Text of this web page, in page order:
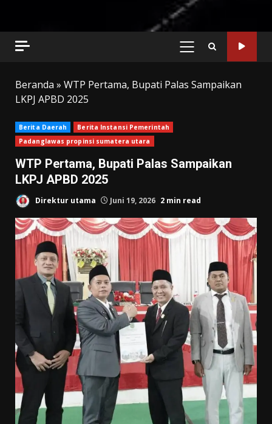
PRIMARY
Beranda » WTP Pertama, Bupati Palas Sampaikan
LKPJ APBD 2025
Berita Daerah
Berita Instansi Pemerintah
Padanglawas propinsi sumatera utara
WTP Pertama, Bupati Palas Sampaikan
LKPJ APBD 2025
Direktur utama Juni 19, 2026 2 min read